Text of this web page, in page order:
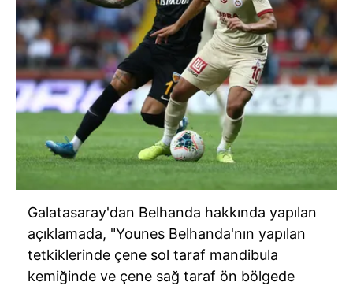
Galatasaray'dan Belhanda hakkında yapılan
açıklamada, "Younes Belhanda'nın yapılan
tetkiklerinde çene sol taraf mandibula
kemiğinde ve çene sağ taraf ön bölgede